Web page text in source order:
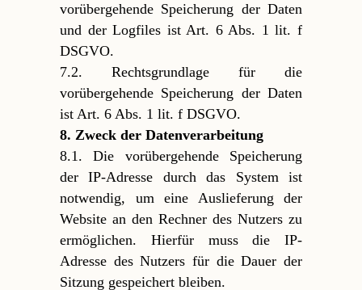
vorübergehende Speicherung der Daten
und der Logfiles ist Art. 6 Abs. 1 lit. f
DSGVO.
7.2. Rechtsgrundlage für die
vorübergehende Speicherung der Daten
ist Art. 6 Abs. 1 lit. f DSGVO.
8. Zweck der Datenverarbeitung
8.1. Die vorübergehende Speicherung
der IP-Adresse durch das System ist
notwendig, um eine Auslieferung der
Website an den Rechner des Nutzers zu
ermöglichen. Hierfür muss die IP-
Adresse des Nutzers für die Dauer der
Sitzung gespeichert bleiben.